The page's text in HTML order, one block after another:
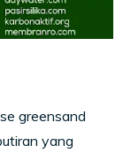
greensand
yang